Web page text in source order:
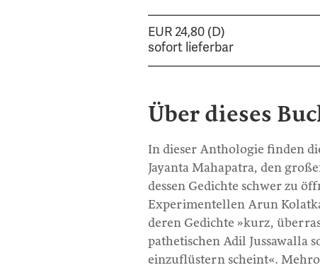
EUR 24,80 (D)
sofort lieferbar
Über dieses
In dieser Anthologie finden
Jayanta Mahapatra, den
dessen Gedichte schwer zu
Experimentellen Arun
deren Gedichte »kurz,
pathetischen Adil Jussawalla
einzuflüstern scheint«.